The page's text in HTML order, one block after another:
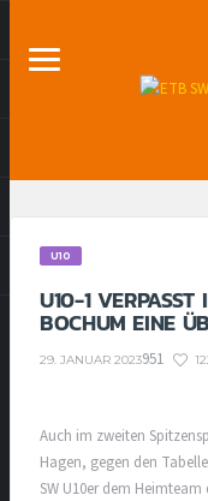
U10
U10-1 VERPASST
BOCHUM EINE
29. JANUAR 2023951
Auch im zweiten
Hagen, gegen den
SW U10er dem